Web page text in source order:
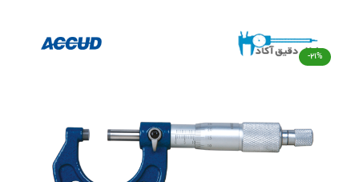
-21%